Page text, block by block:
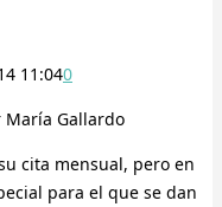
11:040
cita mensual, pero en
para el que se dan